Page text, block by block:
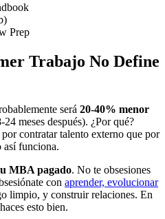
Prep
Trabajo No Define
será 20-40% menor
meses después). ¿Por qué?
contratar talento externo que por
así funciona.
MBA pagado. No te obsesiones
con aprender, evolucionar
limpio, y construir relaciones. En
esto bien.